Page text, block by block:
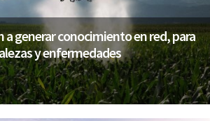
a generar conocimiento en red, para
y enfermedades